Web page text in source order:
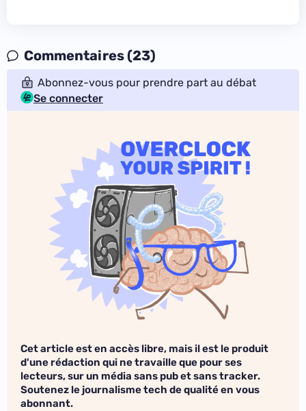
Commentaires (23)
Abonnez-vous pour prendre part au débat
Se connecter
Cet article est en accès libre, mais il est le produit
d'une rédaction qui ne travaille que pour ses
lecteurs, sur un média sans pub et sans tracker.
Soutenez le journalisme tech de qualité en vous
abonnant.